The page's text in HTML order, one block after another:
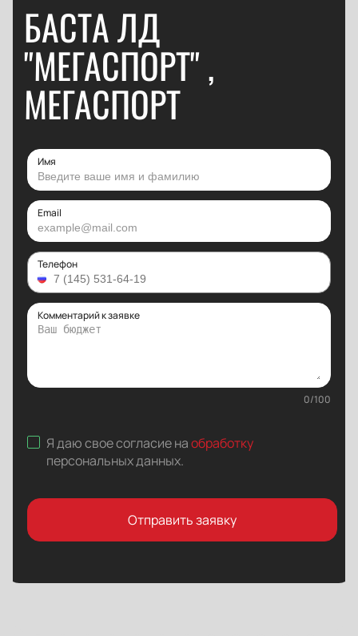
БАСТА ЛД
"МЕГАСПОРТ" ,
МЕГАСПОРТ
Имя
Email
Телефон
Комментарий к заявке
0/100
Я даю свое согласие наобработку
персональных данных.
Отправить заявку